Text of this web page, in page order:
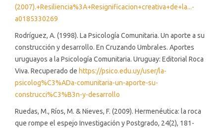
(2007).+Resiliencia%3A+Resignificacion+creativa+de+la...-
a0185330269
Rodríguez, A. (1998). La Psicología Comunitaria. Un aporte a su
construcción y desarrollo. En Cruzando Umbrales. Aportes
uruguayos a la Psicología Comunitaria. Uruguay: Editorial Roca
Viva. Recuperado de https://psico.edu.uy/user/la-
psicolog%C3%ADa-comunitaria-un-aporte-su-
construcci%C3%B3n-y-desarrollo
Ruedas, M., Ríos, M. & Nieves, F. (2009). Hermenéutica: la roca
que rompe el espejo Investigación y Postgrado, 24(2), 181-